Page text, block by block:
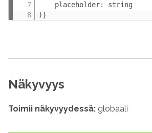
    placeholder: string
)}
Näkyvyys
Toimii näkyvyydessä: globaali